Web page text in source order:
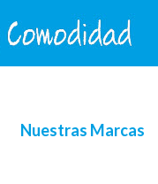
Nuestras Marcas